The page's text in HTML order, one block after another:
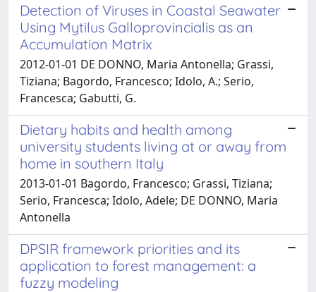
Detection of Viruses in Coastal Seawater
Using Mytilus Galloprovincialis as an
Accumulation Matrix
2012-01-01 DE DONNO, Maria Antonella; Grassi,
Tiziana; Bagordo, Francesco; Idolo, A.; Serio,
Francesca; Gabutti, G.
Dietary habits and health among
university students living at or away from
home in southern Italy
2013-01-01 Bagordo, Francesco; Grassi, Tiziana;
Serio, Francesca; Idolo, Adele; DE DONNO, Maria
Antonella
DPSIR framework priorities and its
application to forest management: a
fuzzy modeling